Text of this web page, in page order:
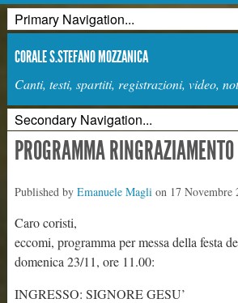
CORALE S.STEFANO MOZZANICA
Canti, testi, spartiti, registrazioni, video,
PROGRAMMA RINGRAZIAMENTO
Published by Emanuele Maglion 17 Novembre
Caro coristi,
eccomi, programma per messa della festa
domenica 23/11, ore 11.00:
INGRESSO: SIGNORE GESU’